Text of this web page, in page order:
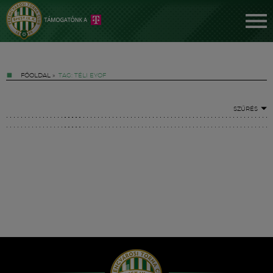
FŐOLDAL » TAG: TÉLI EYOF
SZŰRÉS
Hírek